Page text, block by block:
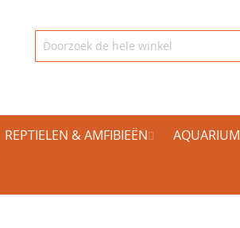
REPTIELEN & AMFIBIEËN AQUARIUM